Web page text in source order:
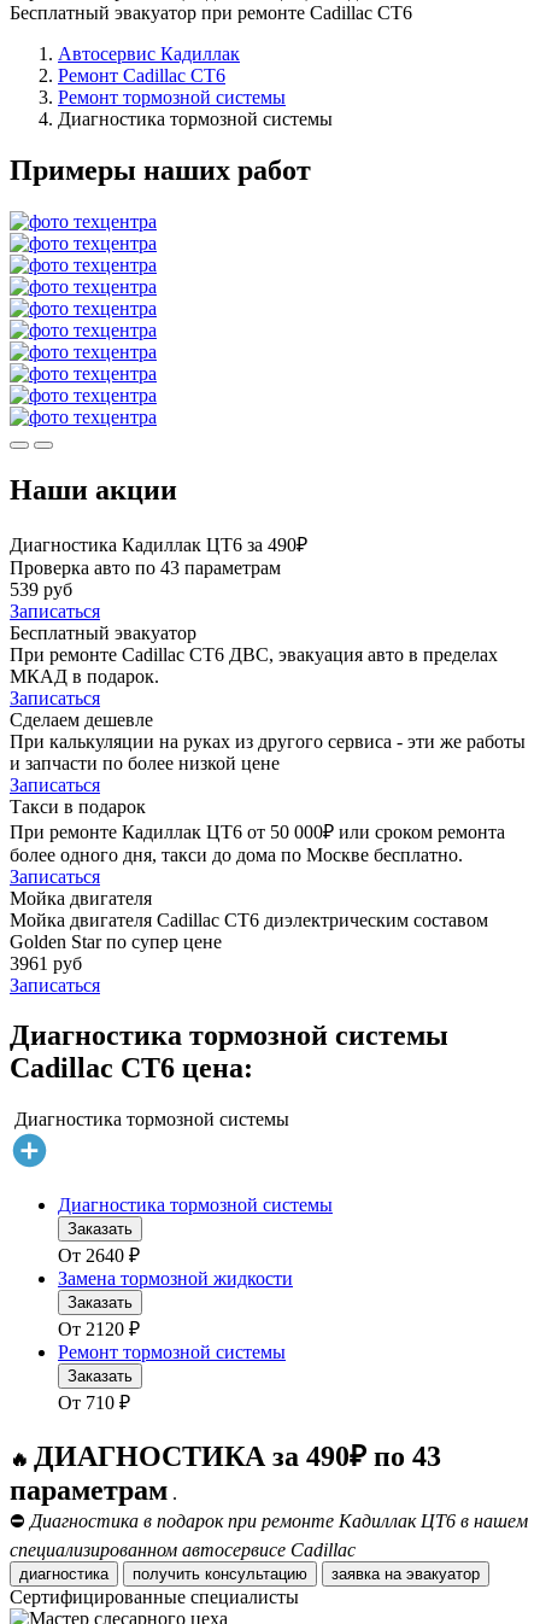
Бесплатный эвакуатор при ремонте Cadillac CT6
Автосервис Кадиллак
Ремонт Cadillac CT6
Ремонт тормозной системы
Диагностика тормозной системы
Примеры наших работ
Наши акции
Диагностика Кадиллак ЦТ6 за 490₽
Проверка авто по 43 параметрам
539 руб
Записаться
Бесплатный эвакуатор
При ремонте Cadillac CT6 ДВС, эвакуация авто в пределах
МКАД в подарок.
Записаться
Сделаем дешевле
При калькуляции на руках из другого сервиса - эти же работы
и запчасти по более низкой цене
Записаться
Такси в подарок
При ремонте Кадиллак ЦТ6 от 50 000₽ или сроком ремонта
более одного дня, такси до дома по Москве бесплатно.
Записаться
Мойка двигателя
Мойка двигателя Cadillac CT6 диэлектрическим составом
Golden Star по супер цене
3961 руб
Записаться
Диагностика тормозной системы
Cadillac CT6 цена:
Диагностика тормозной системы
Диагностика тормозной системы
Заказать
От 2640 ₽
Замена тормозной жидкости
Заказать
От 2120 ₽
Ремонт тормозной системы
Заказать
От 710 ₽
🔥 ДИАГНОСТИКА за 490₽ по 43
параметрам .
⛔ Диагностика в подарок при ремонте Кадиллак ЦТ6 в нашем
специализированном автосервисе Cadillac
диагностика получить консультацию заявка на эвакуатор
Сертифицированные специалисты